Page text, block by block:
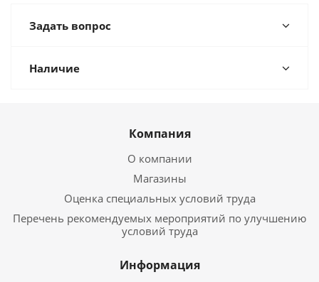
Задать вопрос
Наличие
Компания
О компании
Магазины
Оценка специальных условий труда
Перечень рекомендуемых мероприятий по улучшению
условий труда
Информация